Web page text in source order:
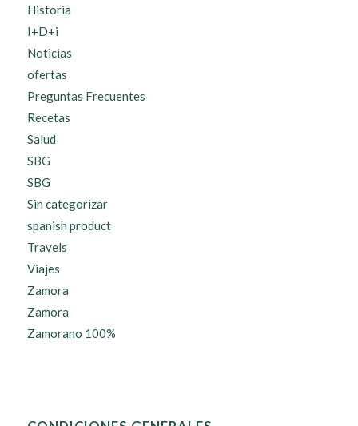
Historia
I+D+i
Noticias
ofertas
Preguntas Frecuentes
Recetas
Salud
SBG
SBG
Sin categorizar
spanish product
Travels
Viajes
Zamora
Zamora
Zamorano 100%